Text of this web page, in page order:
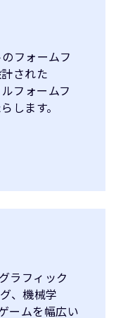
フォームフ
された
フォームフ
します。
ラフィック
、機械学
ームを幅広い